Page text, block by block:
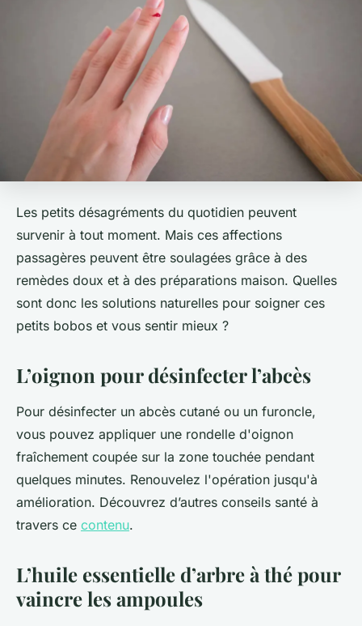
Les petits désagréments du quotidien peuvent
survenir à tout moment. Mais ces affections
passagères peuvent être soulagées grâce à des
remèdes doux et à des préparations maison. Quelles
sont donc les solutions naturelles pour soigner ces
petits bobos et vous sentir mieux ?
L’oignon pour désinfecter l’abcès
Pour désinfecter un abcès cutané ou un furoncle,
vous pouvez appliquer une rondelle d'oignon
fraîchement coupée sur la zone touchée pendant
quelques minutes. Renouvelez l'opération jusqu'à
amélioration. Découvrez d’autres conseils santé à
travers ce contenu.
L’huile essentielle d’arbre à thé pour
vaincre les ampoules